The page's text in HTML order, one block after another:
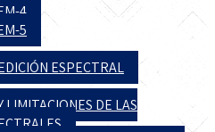
4
5
ESPECTRAL
LIMITACIONES DE LAS